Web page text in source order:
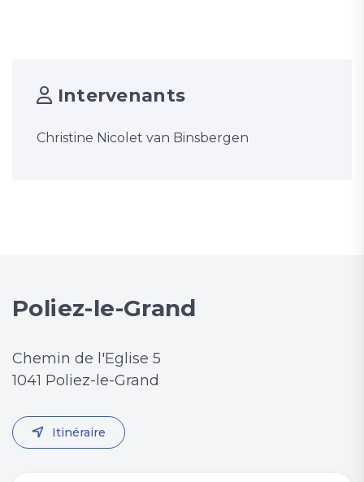
Intervenants
Christine Nicolet van Binsbergen
Poliez-le-Grand
Chemin de l'Eglise 5
1041 Poliez-le-Grand
Itinéraire